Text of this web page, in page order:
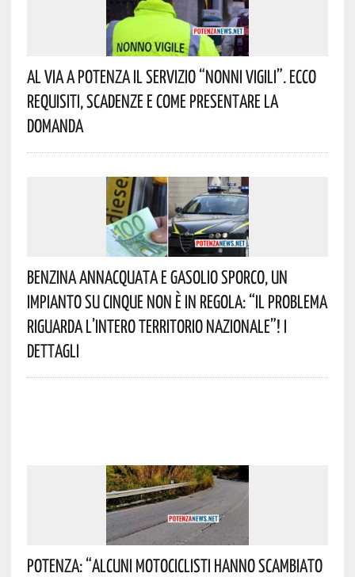
Al Via A Potenza Il Servizio “Nonni Vigili”. Ecco
Requisiti, Scadenze E Come Presentare La
Domanda
Benzina Annacquata E Gasolio Sporco, Un
Impianto Su Cinque Non È In Regola: “il Problema
Riguarda L’intero Territorio Nazionale”! I
Dettagli
Potenza: “alcuni Motociclisti Hanno Scambiato